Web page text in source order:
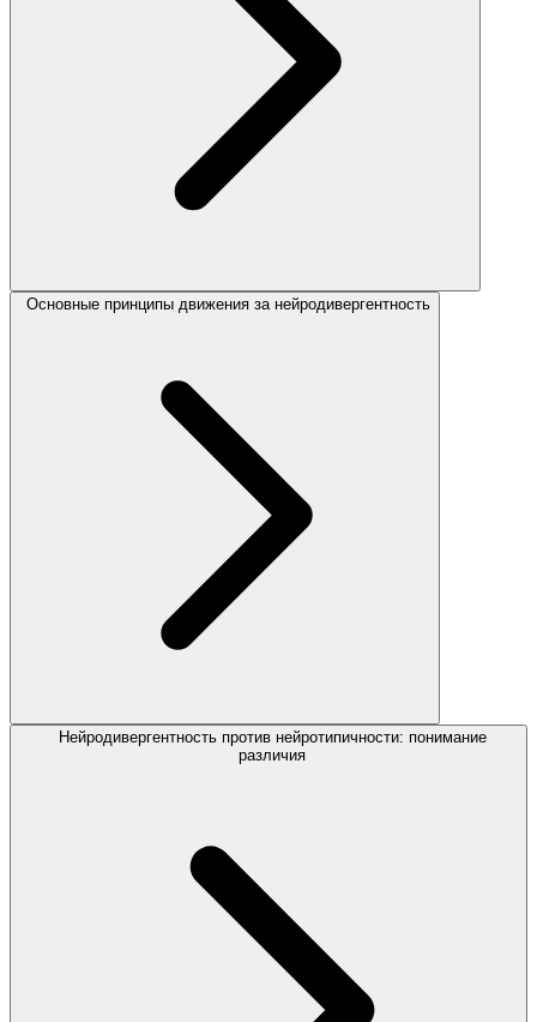
Основные принципы движения за нейродивергентность
Нейродивергентность против нейротипичности: понимание
различия